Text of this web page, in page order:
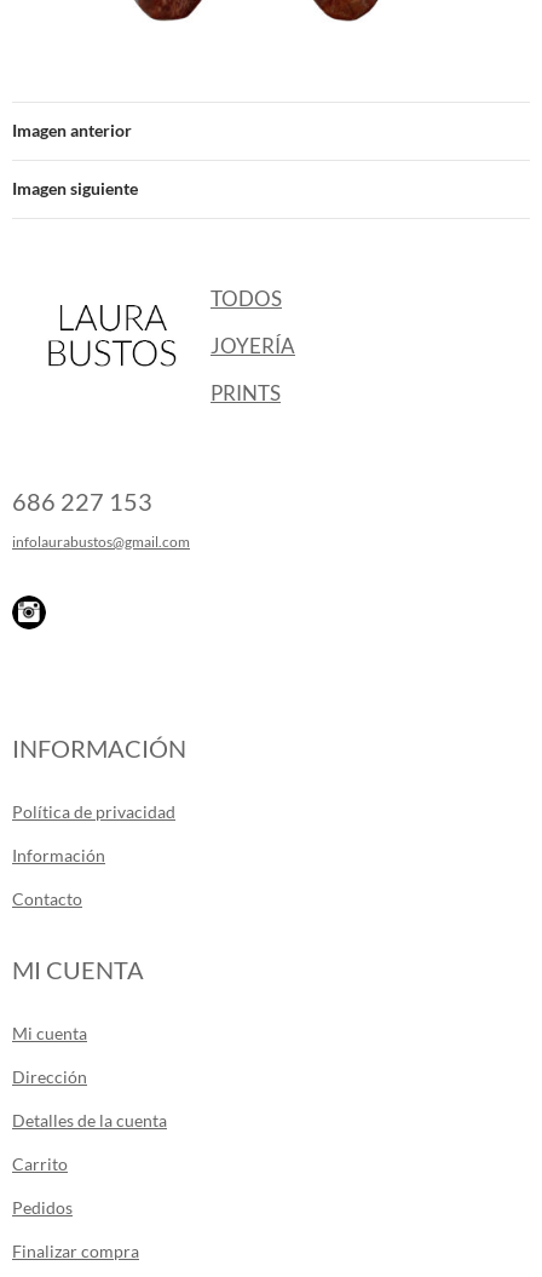
Imagen anterior
Imagen siguiente
TODOS
JOYERÍA
PRINTS
686 227 153
infolaurabustos@gmail.com
INFORMACIÓN
Política de privacidad
Información
Contacto
MI CUENTA
Mi cuenta
Dirección
Detalles de la cuenta
Carrito
Pedidos
Finalizar compra